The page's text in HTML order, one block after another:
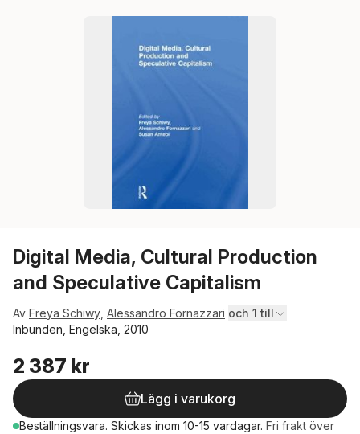
Digital Media, Cultural Production
and Speculative Capitalism
Av Freya Schiwy Alessandro Fornazzari och 1 till
Inbunden, Engelska, 2010
2 387 kr
Lägg i varukorg
Beställningsvara. Skickas inom 10-15 vardagar. Fri frakt över